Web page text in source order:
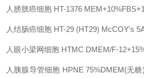
人膀胱癌细胞 HT-1376
人结肠癌细胞 HT-29 (HT29) McCOY's
人眼小梁网细胞 HTMC DMEM/F-
人胰腺导管细胞 HPNE 75%DMEM(无